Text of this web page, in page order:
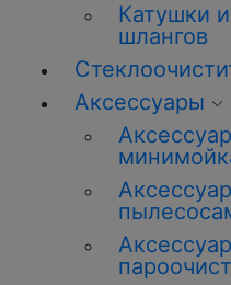
Катушки
шлангов
Аксессуары